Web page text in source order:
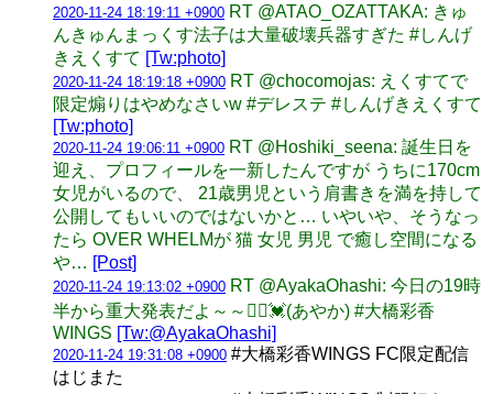
2020-11-24 18:19:11 +0900 RT @ATAO_OZATTAKA: きゅ
んきゅんまっくす法子は大量破壊兵器すぎた #しんげ
きえくすて [Tw:photo]
2020-11-24 18:19:18 +0900 RT @chocomojas: えくすてで
限定煽りはやめなさいw #デレステ #しんげきえくすて
[Tw:photo]
2020-11-24 19:06:11 +0900 RT @Hoshiki_seena: 誕生日を
迎え、プロフィールを一新したんですが うちに170cm
女児がいるので、 21歳男児という肩書きを満を持して
公開してもいいのではないかと… いやいや、そうなっ
たら OVER WHELMが 猫 女児 男児 で癒し空間になる
や… [Post]
2020-11-24 19:13:02 +0900 RT @AyakaOhashi: 今日の19時
半から重大発表だよ～～🙋‍♀️💓(あやか) #大橋彩香
WINGS [Tw:@AyakaOhashi]
2020-11-24 19:31:08 +0900 #大橋彩香WINGS FC限定配信
はじまた